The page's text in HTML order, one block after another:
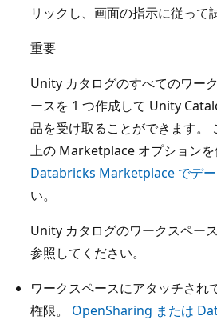
リックし、画面の指示に従って
重要
Unity カタログのすべてのワー
ースを 1 つ作成して Unity
品を受け取ることができます。
上の Marketplace オプションを
Databricks Marketplace でデ
い。
Unity カタログのワークスペー
参照してください。
ワークスペースにアタッチさ
権限。 OpenSharing または